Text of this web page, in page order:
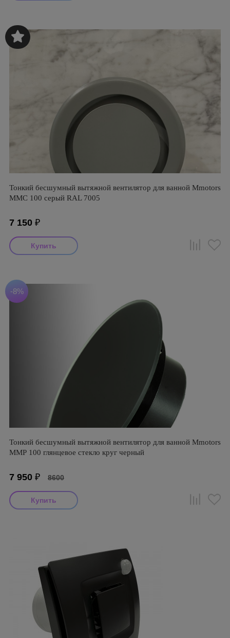
Тонкий бесшумный вытяжной вентилятор для ванной Mmotors
ММC 100 серый RAL 7005
7 150 ₽
-8%
Тонкий бесшумный вытяжной вентилятор для ванной Mmotors
ММР 100 глянцевое стекло круг черный
7 950 ₽ 8600